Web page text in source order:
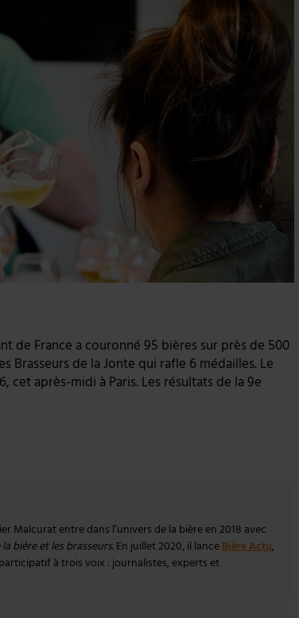
de France a couronné 95 bières sur près de 500
Brasseurs de la Jonte qui rafle 6 médailles. Le
cet après-midi à Paris. Les résultats de la 9e
Malcurat entre dans l’univers de la bière en 2018 avec
bière et les brasseurs. En juillet 2020, il lance Bière Actu,
à trois voix : journalistes, experts et